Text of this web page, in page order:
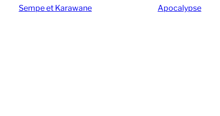
Sempe et Karawane
Apocalypse